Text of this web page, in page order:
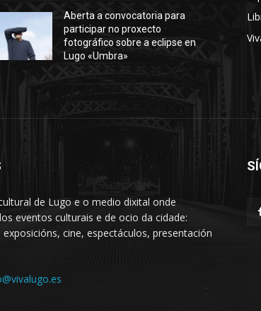
Aberta a convocatoria para
participar no proxecto
fotográfico sobre a eclipse en
Lugo «Umbra»
de Lugo e o medio dixital onde
eventos culturais e de ocio da cidade:
cine, espectáculos, presentación